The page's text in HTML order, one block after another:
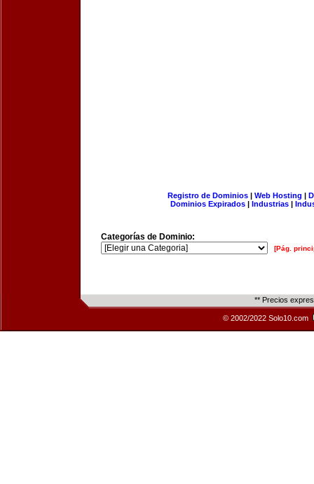
Registro de Dominios| Web Hosting |
Dominios Expirados | Industrias |
Categorías de Dominio:
[Pág.
** Precios
© 2002/2022 Solo10.com